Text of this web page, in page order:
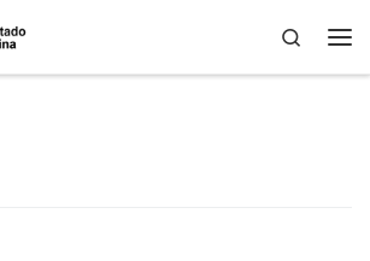
Search